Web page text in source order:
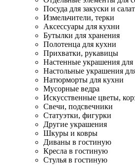
Посуда для закуски и
Измельчители, терки
Аксессуары для кухни
Бутылки для хранения
Полотенца для кухни
Прихватки, рукавицы
Настенные украшения для
Настольные украшения
Натюрморты для кухни
Мусорные ведра
Искусственные цветы,
Свечи, подсвечники
Статуэтки, фигурки
Другие украшения
Шкуры и ковры
Диваны в гостиную
Кресла в гостиную
Стулья в гостиную